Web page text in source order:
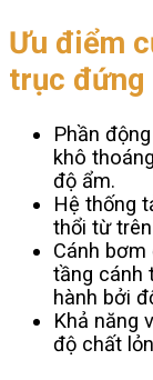
Ưu điểm
trục đứng
Phần
khô
độ ẩm.
Hệ thống
thổi từ
Cánh
tầng cánh
hành bởi
Khả năng
độ chất